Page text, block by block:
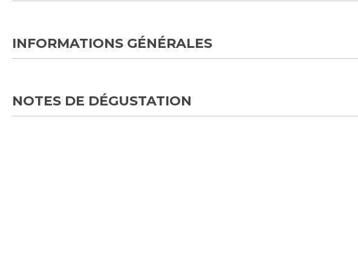
INFORMATIONS GÉNÉRALES
NOTES DE DÉGUSTATION